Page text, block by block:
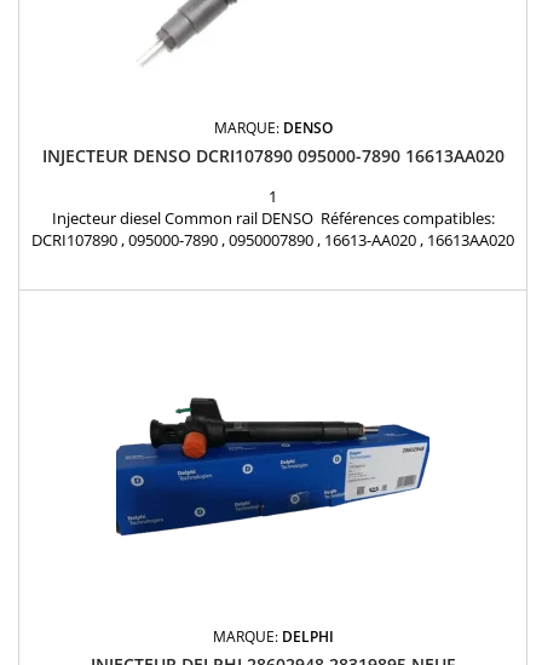
MARQUE: DENSO
INJECTEUR DENSO DCRI107890 095000-7890 16613AA020
1
Injecteur diesel Common rail DENSO Références compatibles:
DCRI107890 , 095000-7890 , 0950007890 , 16613-AA020 , 16613AA020
MARQUE: DELPHI